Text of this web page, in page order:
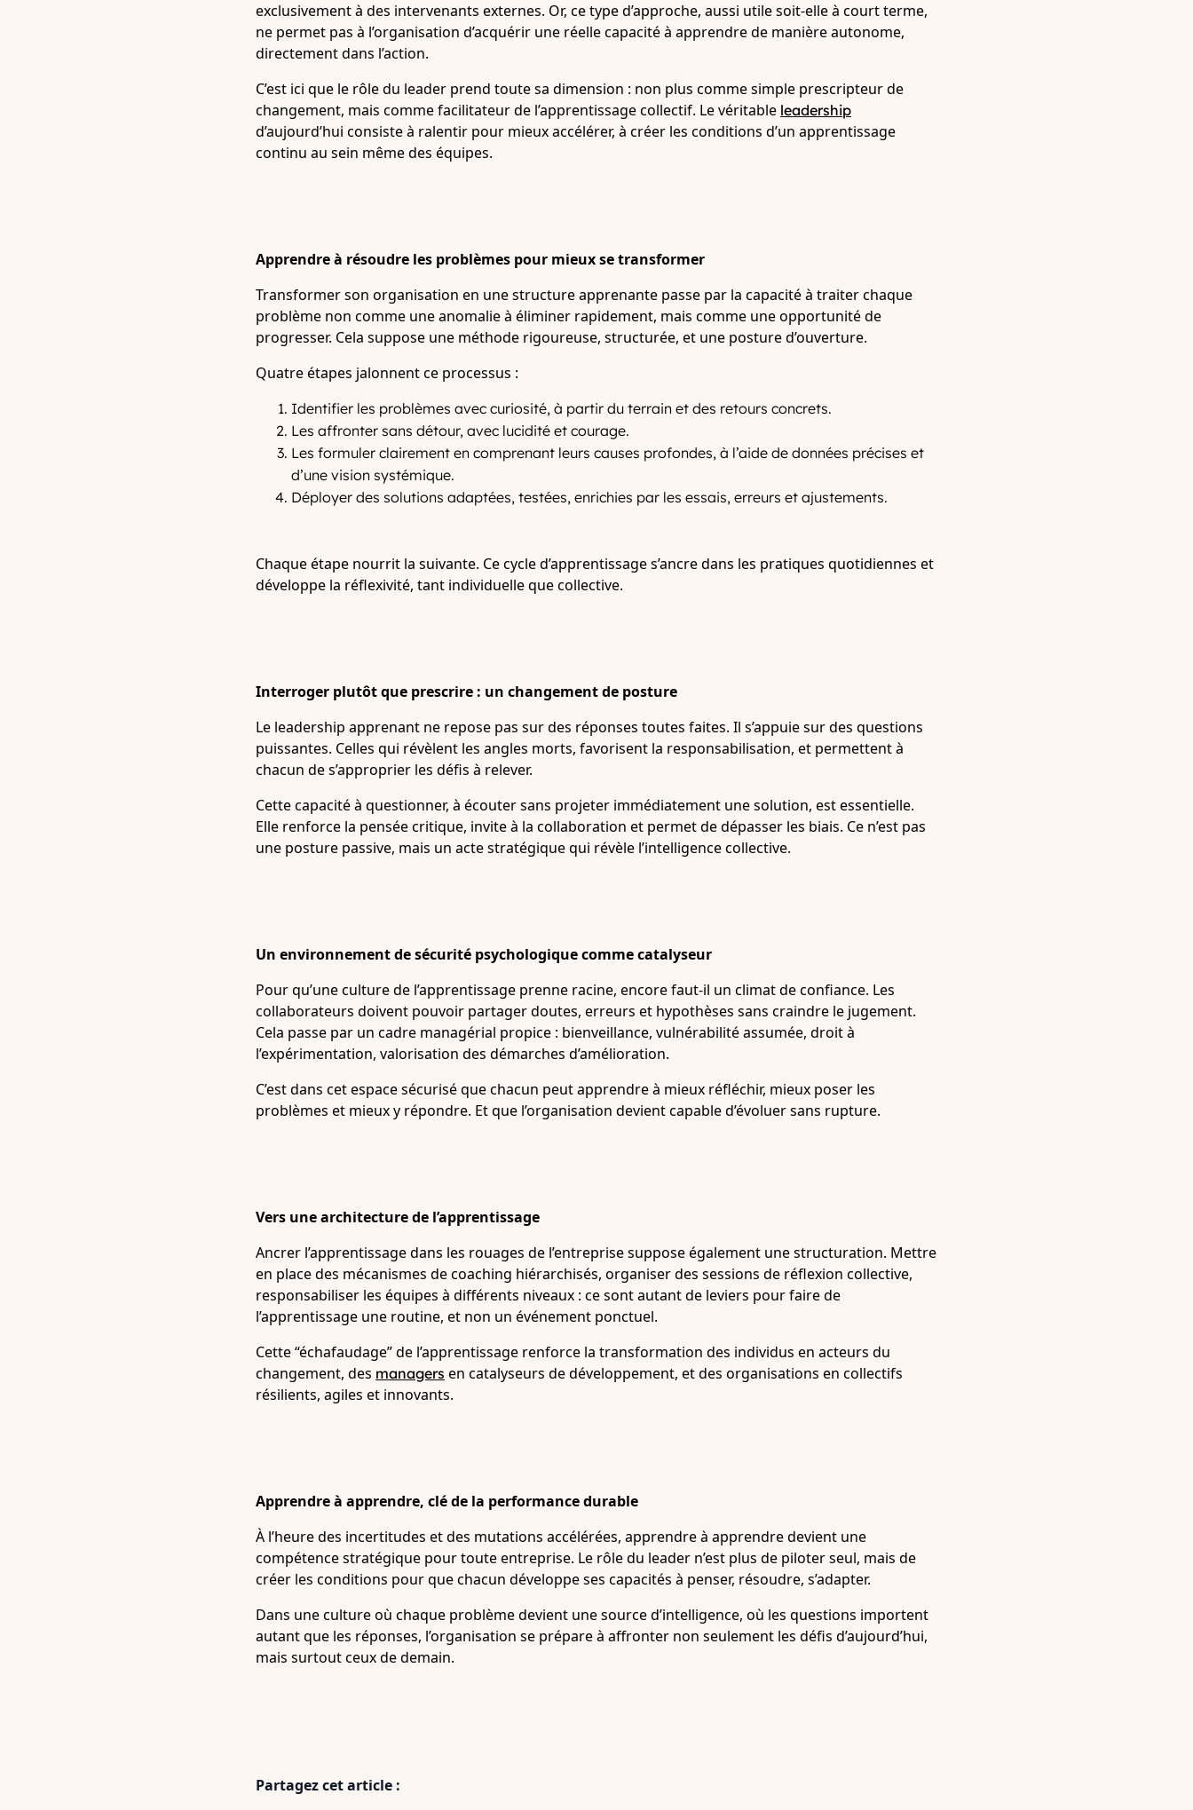
exclusivement à des intervenants externes. Or, ce type d’approche, aussi utile soit-elle à court terme,
ne permet pas à l’organisation d’acquérir une réelle capacité à apprendre de manière autonome,
directement dans l’action.
C’est ici que le rôle du leader prend toute sa dimension : non plus comme simple prescripteur de
changement, mais comme facilitateur de l’apprentissage collectif. Le véritable leadership
d’aujourd’hui consiste à ralentir pour mieux accélérer, à créer les conditions d’un apprentissage
continu au sein même des équipes.
Apprendre à résoudre les problèmes pour mieux se transformer
Transformer son organisation en une structure apprenante passe par la capacité à traiter chaque
problème non comme une anomalie à éliminer rapidement, mais comme une opportunité de
progresser. Cela suppose une méthode rigoureuse, structurée, et une posture d’ouverture.
Quatre étapes jalonnent ce processus :
Identifier les problèmes avec curiosité, à partir du terrain et des retours concrets.
Les affronter sans détour, avec lucidité et courage.
Les formuler clairement en comprenant leurs causes profondes, à l’aide de données précises et
d’une vision systémique.
Déployer des solutions adaptées, testées, enrichies par les essais, erreurs et ajustements.
Chaque étape nourrit la suivante. Ce cycle d’apprentissage s’ancre dans les pratiques quotidiennes et
développe la réflexivité, tant individuelle que collective.
Interroger plutôt que prescrire : un changement de posture
Le leadership apprenant ne repose pas sur des réponses toutes faites. Il s’appuie sur des questions
puissantes. Celles qui révèlent les angles morts, favorisent la responsabilisation, et permettent à
chacun de s’approprier les défis à relever.
Cette capacité à questionner, à écouter sans projeter immédiatement une solution, est essentielle.
Elle renforce la pensée critique, invite à la collaboration et permet de dépasser les biais. Ce n’est pas
une posture passive, mais un acte stratégique qui révèle l’intelligence collective.
Un environnement de sécurité psychologique comme catalyseur
Pour qu’une culture de l’apprentissage prenne racine, encore faut-il un climat de confiance. Les
collaborateurs doivent pouvoir partager doutes, erreurs et hypothèses sans craindre le jugement.
Cela passe par un cadre managérial propice : bienveillance, vulnérabilité assumée, droit à
l’expérimentation, valorisation des démarches d’amélioration.
C’est dans cet espace sécurisé que chacun peut apprendre à mieux réfléchir, mieux poser les
problèmes et mieux y répondre. Et que l’organisation devient capable d’évoluer sans rupture.
Vers une architecture de l’apprentissage
Ancrer l’apprentissage dans les rouages de l’entreprise suppose également une structuration. Mettre
en place des mécanismes de coaching hiérarchisés, organiser des sessions de réflexion collective,
responsabiliser les équipes à différents niveaux : ce sont autant de leviers pour faire de
l’apprentissage une routine, et non un événement ponctuel.
Cette “échafaudage” de l’apprentissage renforce la transformation des individus en acteurs du
changement, des managers en catalyseurs de développement, et des organisations en collectifs
résilients, agiles et innovants.
Apprendre à apprendre, clé de la performance durable
À l’heure des incertitudes et des mutations accélérées, apprendre à apprendre devient une
compétence stratégique pour toute entreprise. Le rôle du leader n’est plus de piloter seul, mais de
créer les conditions pour que chacun développe ses capacités à penser, résoudre, s’adapter.
Dans une culture où chaque problème devient une source d’intelligence, où les questions importent
autant que les réponses, l’organisation se prépare à affronter non seulement les défis d’aujourd’hui,
mais surtout ceux de demain.
Partagez cet article :